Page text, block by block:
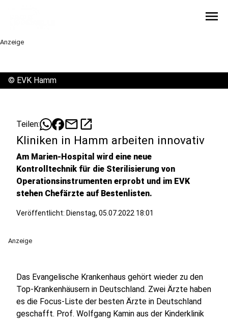
menu
Anzeige
© EVK Hamm
Teilen: mailopen_in_new
Kliniken in Hamm arbeiten innovativ
Am Marien-Hospital wird eine neue
Kontrolltechnik für die Sterilisierung von
Operationsinstrumenten erprobt und im EVK
stehen Chefärzte auf Bestenlisten.
Veröffentlicht: Dienstag, 05.07.2022 18:01
Anzeige
Das Evangelische Krankenhaus gehört wieder zu den
Top-Krankenhäusern in Deutschland. Zwei Ärzte haben
es die Focus-Liste der besten Ärzte in Deutschland
geschafft. Prof. Wolfgang Kamin aus der Kinderklinik